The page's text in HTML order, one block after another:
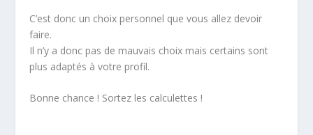
C’est donc un choix personnel que vous allez devoir
faire.
Il n’y a donc pas de mauvais choix mais certains sont
plus adaptés à votre profil.
Bonne chance ! Sortez les calculettes !